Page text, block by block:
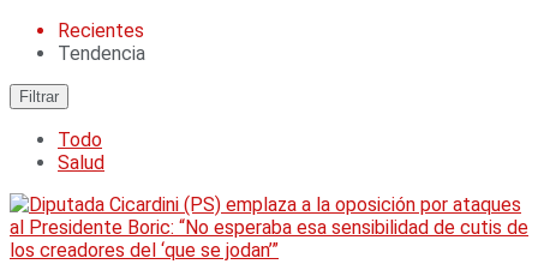
Recientes
Tendencia
Filtrar
Todo
Salud